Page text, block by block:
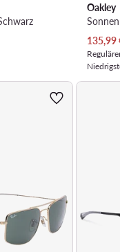
Oakley
135,99